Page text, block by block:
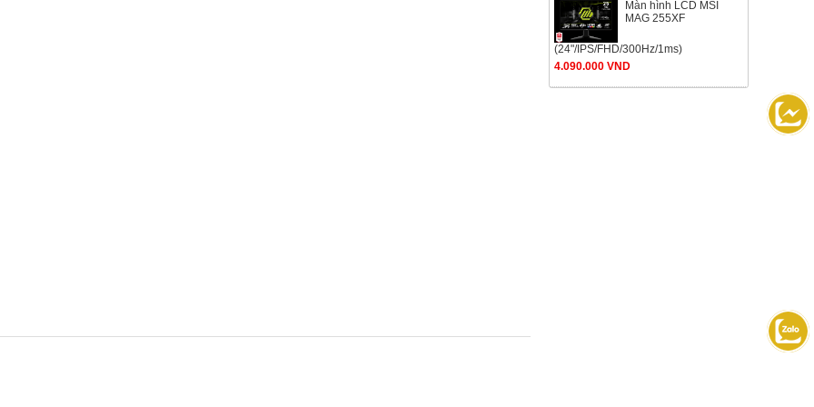
Màn hình LCD MSI
MAG 255XF
(24"/IPS/FHD/300Hz/1ms)
4.090.000 VND